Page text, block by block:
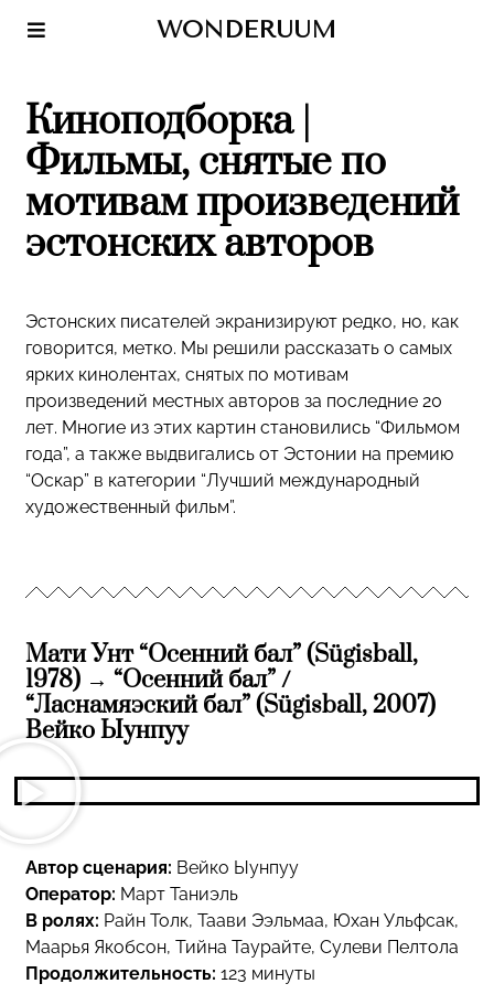
WONDERUUM
Киноподборка |
Фильмы, снятые по
мотивам произведений
эстонских авторов
Эстонских писателей экранизируют редко, но, как
говорится, метко. Мы решили рассказать о самых
ярких кинолентах, снятых по мотивам
произведений местных авторов за последние 20
лет. Многие из этих картин становились “Фильмом
года”, а также выдвигались от Эстонии на премию
“Оскар” в категории “Лучший международный
художественный фильм”.
Мати Унт “Осенний бал” (Sügisball,
1978) → “Осенний бал” /
“Ласнамяэский бал” (Sügisball, 2007)
Вейко Ыунпуу
Автор сценария: Вейко Ыунпуу
Оператор: Март Таниэль
В ролях: Райн Толк, Таави Ээльмаа, Юхан Ульфсак,
Маарья Якобсон, Тийна Таурайте, Сулеви Пелтола
Продолжительность: 123 минуты